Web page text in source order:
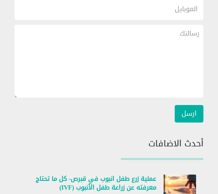
أحدث الاضافات
عملية زرع طفل انبوب في قبرص- كل ما تحتاج
معرفته عن زراعة طفل الأنبوب (IVF)